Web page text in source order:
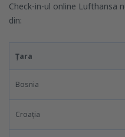
Check-in-ul online Lufthansa
din:
Țara
Bosnia
Croația